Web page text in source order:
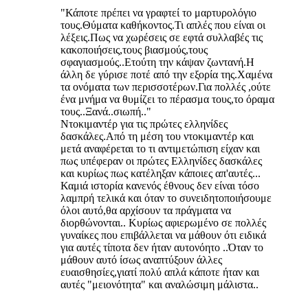
"Κάποτε πρέπει να γραφτεί το μαρτυρολόγιο
τους.Θύματα καθήκοντος.Τι απλές που είναι οι
λέξεις.Πως να χωρέσεις σε εφτά συλλαβές τις
κακοποιήσεις,τους βιασμούς,τους
σφαγιασμούς..Ετούτη την κάψαν ζωντανή.Η
άλλη δε γύρισε ποτέ από την εξορία της.Χαμένα
τα ονόματα των περισσοτέρων.Για πολλές ,ούτε
ένα μνήμα να θυμίζει το πέρασμα τους,το όραμα
τους..Ξανά..σιωπή.."
Nτοκιμαντέρ για τις πρώτες ελληνίδες
δασκάλες.Από τη μέση του ντοκιμαντέρ και
μετά αναφέρεται το τι αντιμετώπιση είχαν και
πως υπέφεραν οι πρώτες Ελληνίδες δασκάλες
και κυρίως πως κατέληξαν κάποιες απ'αυτές...
Καμιά ιστορία κανενός έθνους δεν είναι τόσο
λαμπρή τελικά και όταν το συνειδητοποιήσουμε
όλοι αυτό,θα αρχίσουν τα πράγματα να
διορθώνονται.. Κυρίως αφιερωμένο σε πολλές
γυναίκες που επιβάλλεται να μάθουν ότι ειδικά
για αυτές τίποτα δεν ήταν αυτονόητο ..Όταν το
μάθουν αυτό ίσως αναπτύξουν άλλες
ευαισθησίες,γιατί πολύ απλά κάποτε ήταν και
αυτές "μειονότητα" και αναλώσιμη μάλιστα..